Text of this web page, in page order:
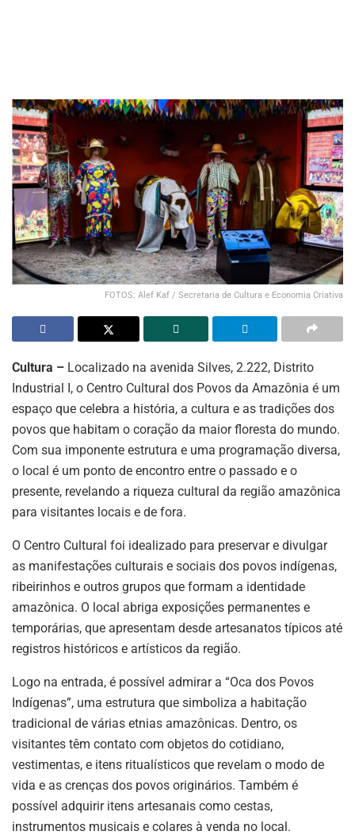
FOTOS: Alef Kaf / Secretaria de Cultura e Economia Criativa
Cultura – Localizado na avenida Silves, 2.222, Distrito
Industrial I, o Centro Cultural dos Povos da Amazônia é um
espaço que celebra a história, a cultura e as tradições dos
povos que habitam o coração da maior floresta do mundo.
Com sua imponente estrutura e uma programação diversa,
o local é um ponto de encontro entre o passado e o
presente, revelando a riqueza cultural da região amazônica
para visitantes locais e de fora.
O Centro Cultural foi idealizado para preservar e divulgar
as manifestações culturais e sociais dos povos indígenas,
ribeirinhos e outros grupos que formam a identidade
amazônica. O local abriga exposições permanentes e
temporárias, que apresentam desde artesanatos típicos até
registros históricos e artísticos da região.
Logo na entrada, é possível admirar a “Oca dos Povos
Indígenas”, uma estrutura que simboliza a habitação
tradicional de várias etnias amazônicas. Dentro, os
visitantes têm contato com objetos do cotidiano,
vestimentas, e itens ritualísticos que revelam o modo de
vida e as crenças dos povos originários. Também é
possível adquirir itens artesanais como cestas,
instrumentos musicais e colares à venda no local.